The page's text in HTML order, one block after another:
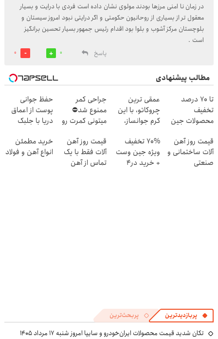
در زمان نا امنی مرزها بودند مولوی نشان داده است فردی با درایت و بسیار
معقول تر از بسیاری از روحانیون حکومتی و اگر درایتی نبود امروز سیستان و
بلوچستان مرکز آشوب و بلوا بود اقدام رئیس جمهور بسیار تحسین برانگیز
است .
پاسخ
0
0
مطالب پیشنهادی
تا 70 درصد
تخفیف
محصولات جین
4 قسط
عمقی ترین
چروکاتو، با این
کرم جوانساز،
تخفیف سفارش
فوری)
جراحی کمر
ممنوع شد⛔
میتونی کمرت رو
کنی! 👈🏻
پرسش‌نامه
حفظ جوانی
پوست از اعماق
دریا با جلبک
قیمت روز آهن
آلات ساختمانی و
صنعتی
70% تخفیف
ویژه جین وست
+ خرید در4
قیمت روز آهن
آلات فقط با یک
تماس از آهن
خرید مطمئن
انواع آهن و فولاد
پربازدیدترین پربحث‌ترین
تکان شدید قیمت محصولات ایران‌خودرو و سایپا امروز شنبه ۱۷ مرداد ۱۴۰۵